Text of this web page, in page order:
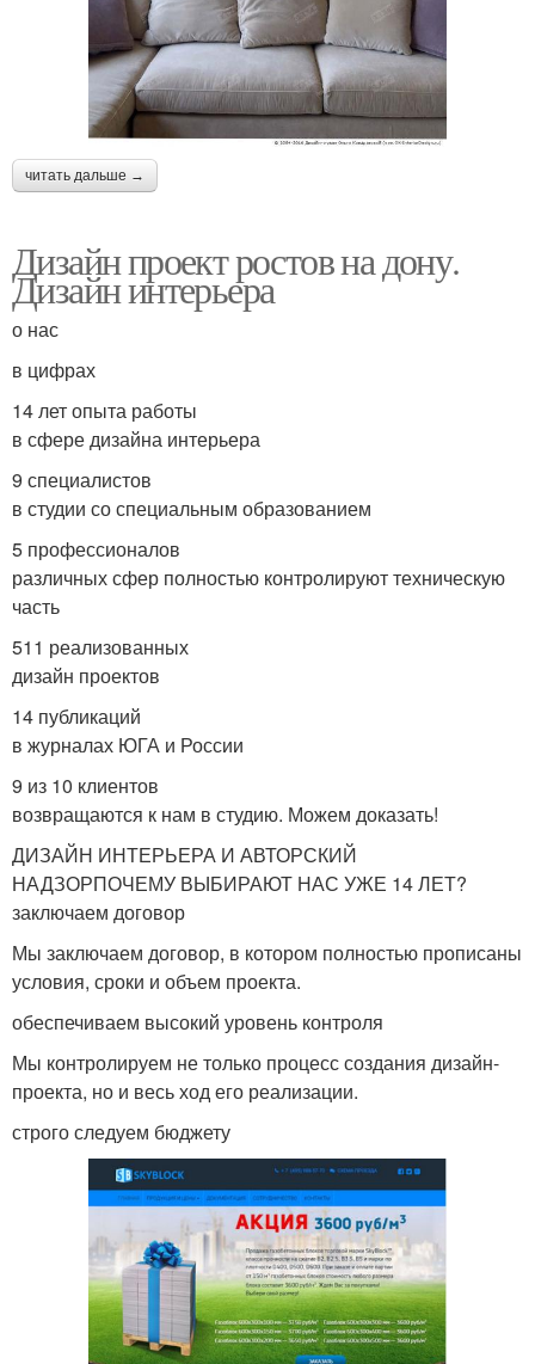
читать дальше →
Дизайн проект ростов на дону.
Дизайн интерьера
о нас
в цифрах
14 лет опыта работы
в сфере дизайна интерьера
9 специалистов
в студии со специальным образованием
5 профессионалов
различных сфер полностью контролируют техническую
часть
511 реализованных
дизайн проектов
14 публикаций
в журналах ЮГА и России
9 из 10 клиентов
возвращаются к нам в студию. Можем доказать!
ДИЗАЙН ИНТЕРЬЕРА И АВТОРСКИЙ
НАДЗОРПОЧЕМУ ВЫБИРАЮТ НАС УЖЕ 14 ЛЕТ?
заключаем договор
Мы заключаем договор, в котором полностью прописаны
условия, сроки и объем проекта.
обеспечиваем высокий уровень контроля
Мы контролируем не только процесс создания дизайн-
проекта, но и весь ход его реализации.
строго следуем бюджету